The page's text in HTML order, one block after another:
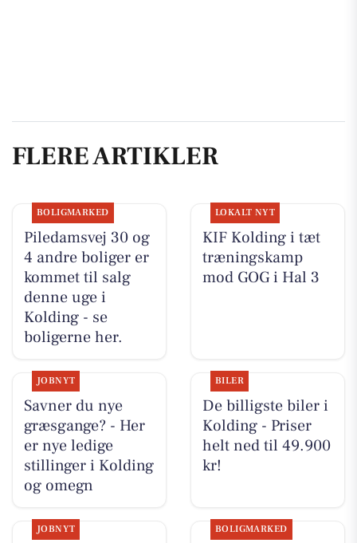
FLERE ARTIKLER
BOLIGMARKED
Piledamsvej 30 og
4 andre boliger er
kommet til salg
denne uge i
Kolding - se
boligerne her.
LOKALT NYT
KIF Kolding i tæt
træningskamp
mod GOG i Hal 3
JOBNYT
Savner du nye
græsgange? - Her
er nye ledige
stillinger i Kolding
og omegn
BILER
De billigste biler i
Kolding - Priser
helt ned til 49.900
kr!
JOBNYT BOLIGMARKED